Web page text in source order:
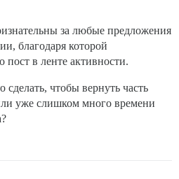
за любые предложения
благодаря которой
пост в ленте активности.
сделать, чтобы вернуть часть
уже слишком много времени